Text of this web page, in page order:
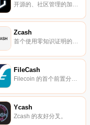
Zcash
首个使用零知识证明的区块链系统，隐藏链上交易相关信息。
FileCash
Filecoin 的首个前置分叉项目。
Ycash
Zcash 的友好分叉。